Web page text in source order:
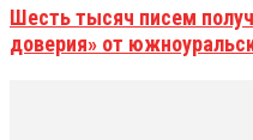
Шесть тысяч писем
доверия» от